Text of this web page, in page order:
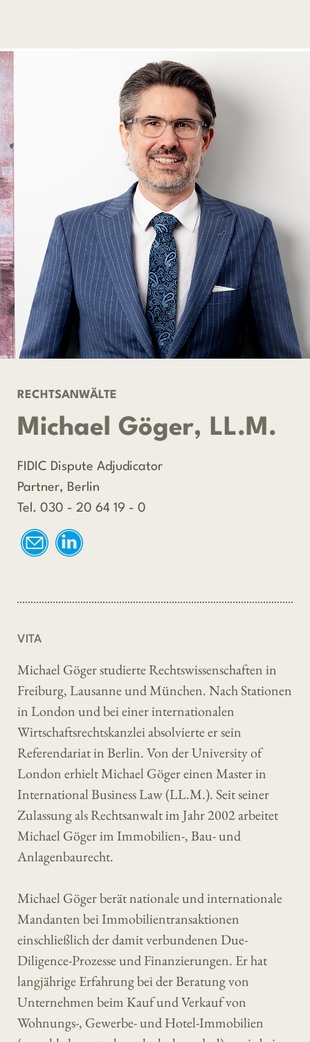
RECHTSANWÄLTE
Michael Göger, LL.M.
FIDIC Dispute Adjudicator
Partner, Berlin
Tel. 030 - 20 64 19 - 0
VITA
Michael Göger studierte Rechtswissenschaften in
Freiburg, Lausanne und München. Nach Stationen
in London und bei einer internationalen
Wirtschaftsrechtskanzlei absolvierte er sein
Referendariat in Berlin. Von der University of
London erhielt Michael Göger einen Master in
International Business Law (LL.M.). Seit seiner
Zulassung als Rechtsanwalt im Jahr 2002 arbeitet
Michael Göger im Immobilien-, Bau- und
Anlagenbaurecht.
Michael Göger berät nationale und internationale
Mandanten bei Immobilientransaktionen
einschließlich der damit verbundenen Due-
Diligence-Prozesse und Finanzierungen. Er hat
langjährige Erfahrung bei der Beratung von
Unternehmen beim Kauf und Verkauf von
Wohnungs-, Gewerbe- und Hotel-Immobilien